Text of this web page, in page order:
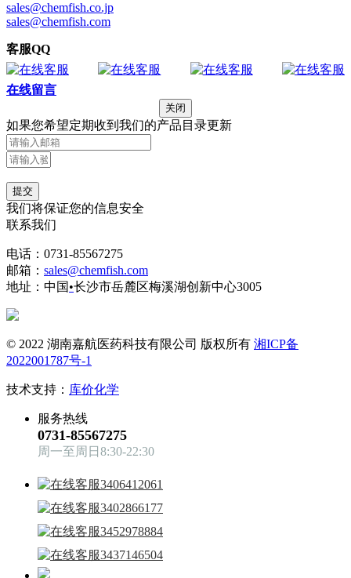
sales@chemfish.co.jp
sales@chemfish.com
客服QQ
在线留言
关闭
如果您希望定期收到我们的产品目录更新
提交
我们将保证您的信息安全
联系我们
电话：0731-85567275
邮箱： sales@chemfish.com
地址：中国•长沙市岳麓区梅溪湖创新中心3005
© 2022 湖南嘉航医药科技有限公司 版权所有 湘ICP备
2022001787号-1
技术支持： 库价化学
服务热线
0731-85567275
周一至周日8:30-22:30
3406412061
3402866177
3452978884
3437146504